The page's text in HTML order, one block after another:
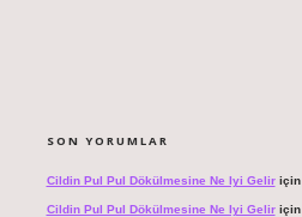
SON YORUMLAR
Cildin Pul Pul Dökülmesine Ne Iyi Geliriçin
Cildin Pul Pul Dökülmesine Ne Iyi Geliriçin